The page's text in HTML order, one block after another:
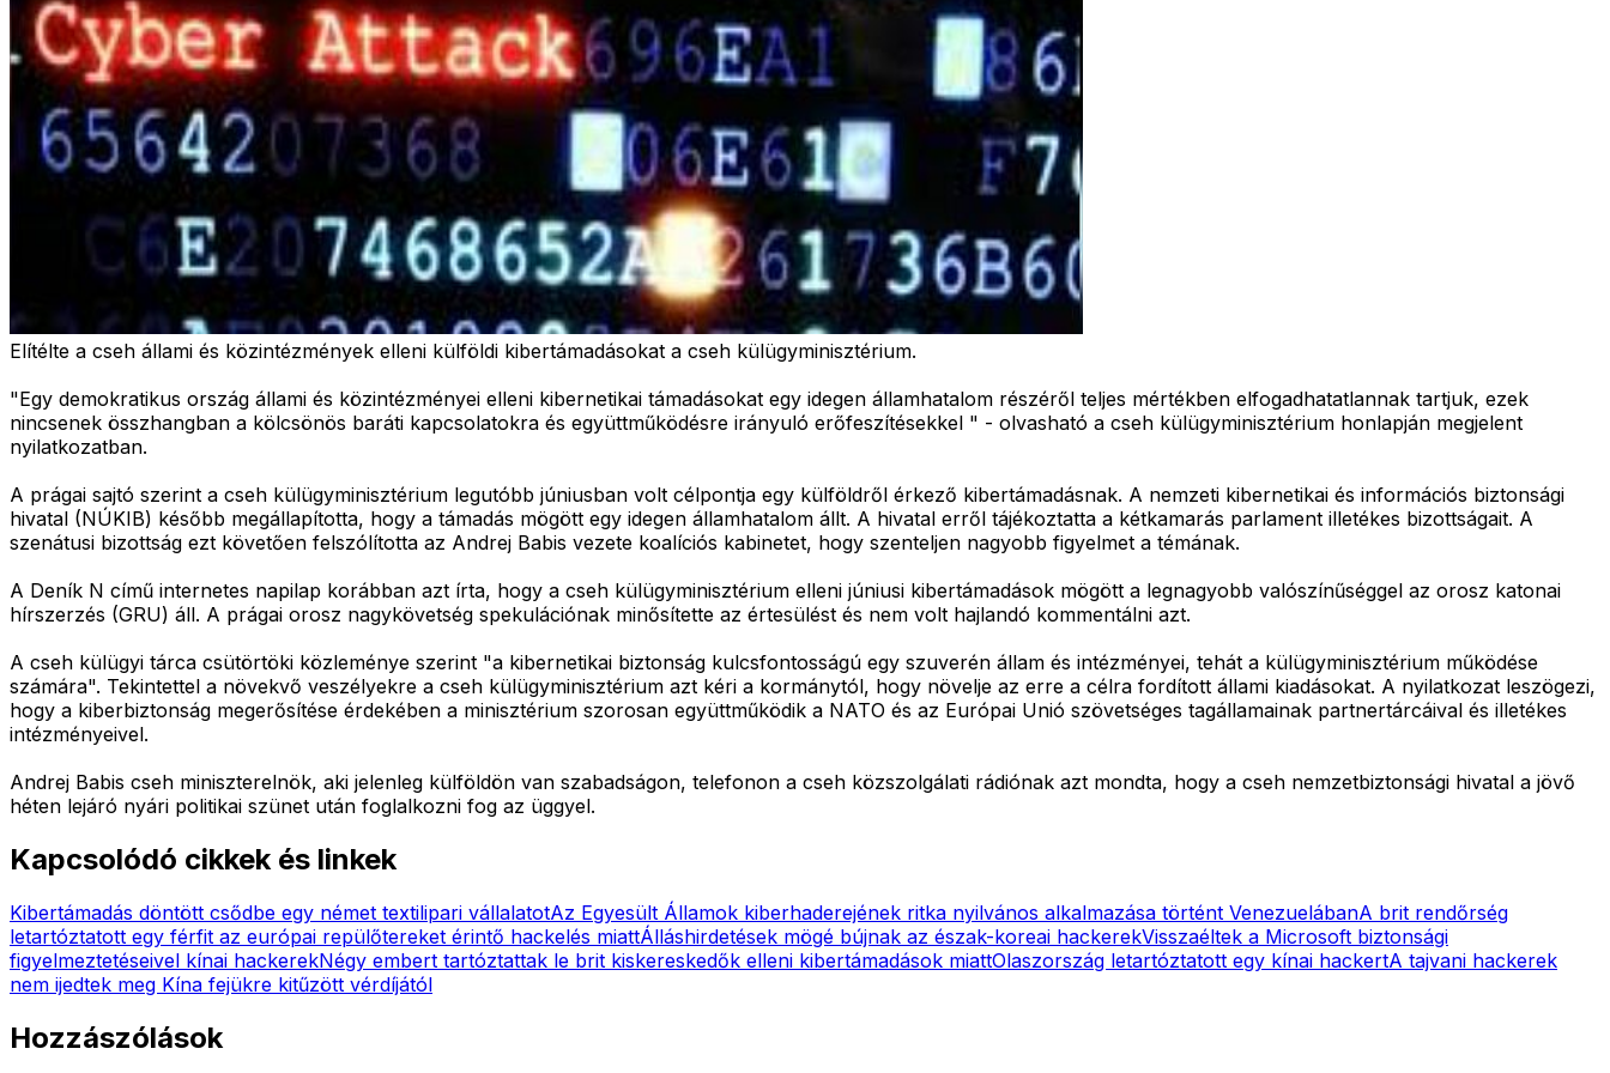
Elítélte a cseh állami és közintézmények elleni külföldi kibertámadásokat a cseh külügyminisztérium.
"Egy demokratikus ország állami és közintézményei elleni kibernetikai támadásokat egy idegen államhatalom részéről teljes mértékben elfogadhatatlannak tartjuk, ezek
nincsenek összhangban a kölcsönös baráti kapcsolatokra és együttműködésre irányuló erőfeszítésekkel " - olvasható a cseh külügyminisztérium honlapján megjelent
nyilatkozatban.
A prágai sajtó szerint a cseh külügyminisztérium legutóbb júniusban volt célpontja egy külföldről érkező kibertámadásnak. A nemzeti kibernetikai és információs biztonsági
hivatal (NÚKIB) később megállapította, hogy a támadás mögött egy idegen államhatalom állt. A hivatal erről tájékoztatta a kétkamarás parlament illetékes bizottságait. A
szenátusi bizottság ezt követően felszólította az Andrej Babis vezete koalíciós kabinetet, hogy szenteljen nagyobb figyelmet a témának.
A Deník N című internetes napilap korábban azt írta, hogy a cseh külügyminisztérium elleni júniusi kibertámadások mögött a legnagyobb valószínűséggel az orosz katonai
hírszerzés (GRU) áll. A prágai orosz nagykövetség spekulációnak minősítette az értesülést és nem volt hajlandó kommentálni azt.
A cseh külügyi tárca csütörtöki közleménye szerint "a kibernetikai biztonság kulcsfontosságú egy szuverén állam és intézményei, tehát a külügyminisztérium működése
számára". Tekintettel a növekvő veszélyekre a cseh külügyminisztérium azt kéri a kormánytól, hogy növelje az erre a célra fordított állami kiadásokat. A nyilatkozat leszögezi,
hogy a kiberbiztonság megerősítése érdekében a minisztérium szorosan együttműködik a NATO és az Európai Unió szövetséges tagállamainak partnertárcáival és illetékes
intézményeivel.
Andrej Babis cseh miniszterelnök, aki jelenleg külföldön van szabadságon, telefonon a cseh közszolgálati rádiónak azt mondta, hogy a cseh nemzetbiztonsági hivatal a jövő
héten lejáró nyári politikai szünet után foglalkozni fog az üggyel.
Kapcsolódó cikkek és linkek
Kibertámadás döntött csődbe egy német textilipari vállalatotAz Egyesült Államok kiberhaderejének ritka nyilvános alkalmazása történt VenezuelábanA brit rendőrség
letartóztatott egy férfit az európai repülőtereket érintő hackelés miattÁlláshirdetések mögé bújnak az észak-koreai hackerekVisszaéltek a Microsoft biztonsági
figyelmeztetéseivel kínai hackerekNégy embert tartóztattak le brit kiskereskedők elleni kibertámadások miattOlaszország letartóztatott egy kínai hackertA tajvani hackerek
nem ijedtek meg Kína fejükre kitűzött vérdíjától
Hozzászólások